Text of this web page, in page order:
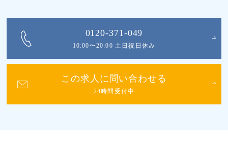
0120-371-049
10:00〜20:00 土日祝日休み
この求人に問い合わせる
24時間受付中